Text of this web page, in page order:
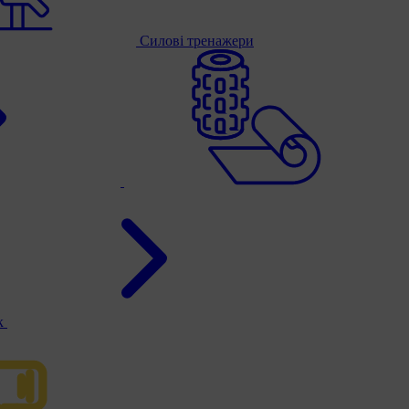
Силові тренажери